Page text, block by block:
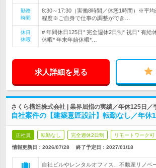
勤務
時間
8:30～17:30（実働8時間／休憩1時間）※平均
程度※ご自身で仕事の調整ができ…
休日
休暇
# 年間休日125日* 完全週休2日制* 祝日* 有給
休暇* 年末年始休暇*…
求人詳細を見る
さくら構造株式会社 | 業界屈指の実績／年休125日／
自社案件の【建築意匠設計】転勤なし／年休
正社員 転勤なし 完全週休2日制 リモートワーク可
情報更新日：2026/07/28 終了予定日： 2027/01/18
自社ビルやレンタルオフィス、不動産リノベ